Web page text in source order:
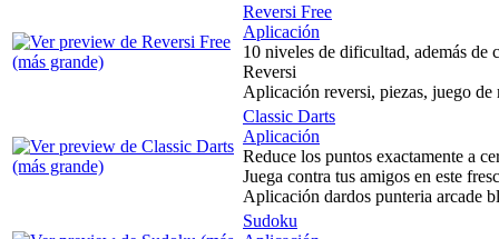
Reversi Free
Aplicación
10 niveles de dificultad, además de
Reversi
Aplicación reversi, piezas, juego de
Classic Darts
Aplicación
Reduce los puntos exactamente a
Juega contra tus amigos en este
Aplicación dardos punteria arcade
Sudoku